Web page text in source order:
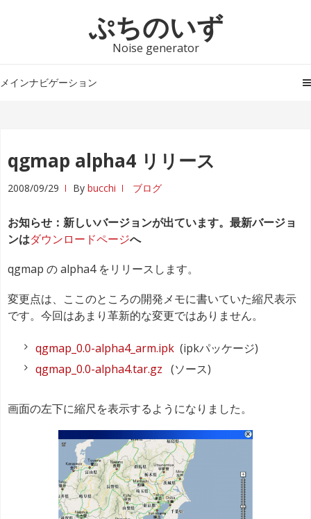
シ
キ
ッ
ツ
プ
ぷちのいず
Noise generator
メインナビゲーション
qgmap alpha4 リリース
2008/09/29 By bucchi ブログ
お知らせ：新しいバージョンが出ています。最新バージョ
ンはダウンロードページへ
qgmap の alpha4 をリリースします。
変更点は、ここのところの開発メモに書いていた縮尺表示
です。今回はあまり革新的な変更ではありません。
qgmap_0.0-alpha4_arm.ipk (ipkパッケージ)
qgmap_0.0-alpha4.tar.gz (ソース)
画面の左下に縮尺を表示するようになりました。